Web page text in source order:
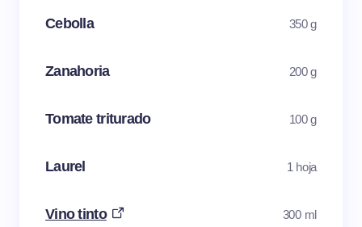
Cebolla 350 g
Zanahoria 200 g
Tomate triturado 100 g
Laurel 1 hoja
Vino tinto 300 ml